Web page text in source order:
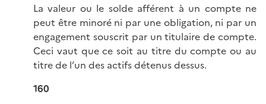
La valeur ou le solde afférent à un compte ne
peut être minoré ni par une obligation, ni par un
engagement souscrit par un titulaire de compte.
Ceci vaut que ce soit au titre du compte ou au
titre de l’un des actifs détenus dessus.
160